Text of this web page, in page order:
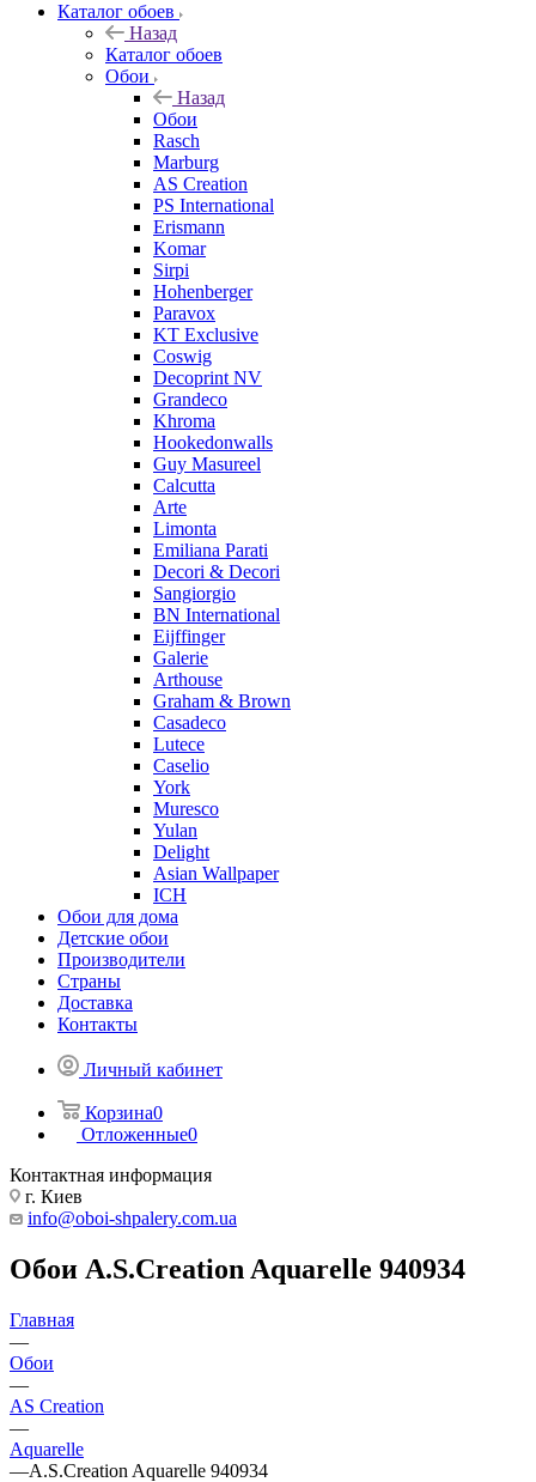
Каталог обоев
Назад
Каталог обоев
Обои
Назад
Обои
Rasch
Marburg
AS Creation
PS International
Erismann
Komar
Sirpi
Hohenberger
Paravox
KT Exclusive
Coswig
Decoprint NV
Grandeco
Khroma
Hookedonwalls
Guy Masureel
Calcutta
Arte
Limonta
Emiliana Parati
Decori & Decori
Sangiorgio
BN International
Eijffinger
Galerie
Arthouse
Graham & Brown
Casadeco
Lutece
Caselio
York
Muresco
Yulan
Delight
Asian Wallpaper
ICH
Обои для дома
Детские обои
Производители
Страны
Доставка
Контакты
Личный кабинет
Корзина0
Отложенные0
Контактная информация
г. Киев
info@oboi-shpalery.com.ua
Обои A.S.Creation Aquarelle 940934
Главная
—
Обои
—
AS Creation
—
Aquarelle
—A.S.Creation Aquarelle 940934